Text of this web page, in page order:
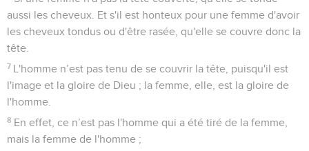
aussi les cheveux. Et s'il est honteux pour une femme d'avoir
les cheveux tondus ou d'être rasée, qu'elle se couvre donc la
tête.
7 L'homme n’est pas tenu de se couvrir la tête, puisqu'il est
l'image et la gloire de Dieu ; la femme, elle, est la gloire de
l'homme.
8 En effet, ce n’est pas l'homme qui a été tiré de la femme,
mais la femme de l'homme ;